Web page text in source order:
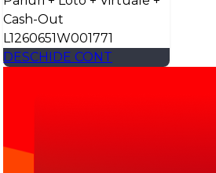
Cash-Out
L1260651W001771
DESCHIDE CONT